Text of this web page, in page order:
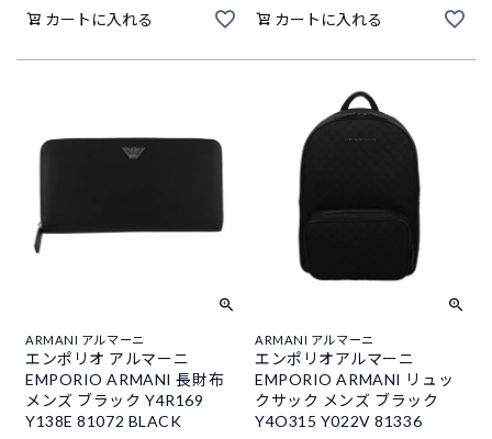
カートに入れる カートに入れる
ARMANI アルマーニ
エンポリオ アルマーニ
EMPORIO ARMANI 長財布
メンズ ブラック Y4R169
Y138E 81072 BLACK
ARMANI アルマーニ
エンポリオアルマーニ
EMPORIO ARMANI リュッ
クサック メンズ ブラック
Y4O315 Y022V 81336